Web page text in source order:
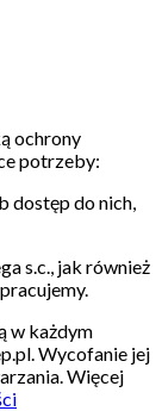
ochrony
potrzeby:
dostęp do nich,
s.c., jak również
w każdym
Wycofanie jej
Więcej